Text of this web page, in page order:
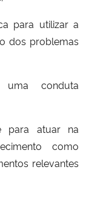
para utilizar a
dos problemas
uma conduta
para atuar na
como
relevantes